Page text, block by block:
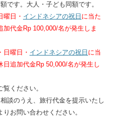
です。大人・子ども同額です。
日・ インドネシアの祝日 に当た
代金Rp 100,000/名が発生しま
曜日・ インドネシアの祝日 に当
追加代金Rp 50,000/名が発生し
覧ください。
談のうえ、旅行代金を提示いたし
お問い合わせください。